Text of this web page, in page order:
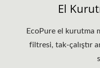
El
EcoPure el kurutma
filtresi, tak-çalıştır